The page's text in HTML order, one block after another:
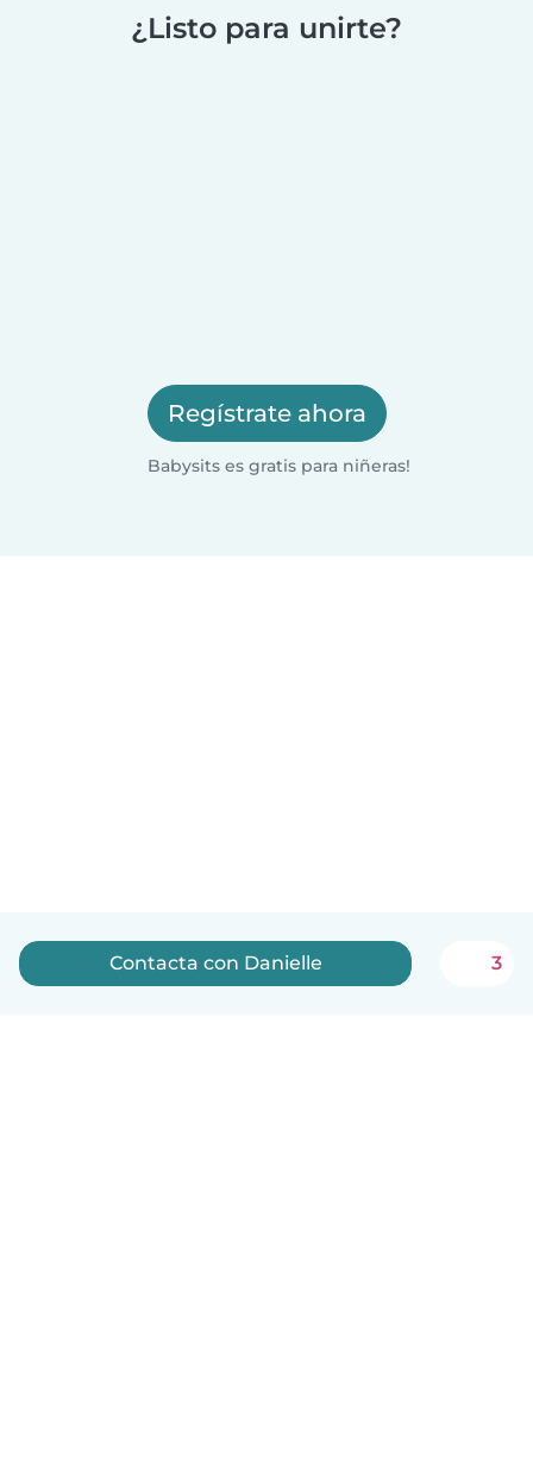
¿Listo para unirte?
Regístrate ahora
Babysits es gratis para niñeras!
Contacta con Danielle 3